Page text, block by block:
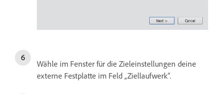
Wähle im Fenster für die Zieleinstellungen deine
externe Festplatte im Feld „Ziellaufwerk“.